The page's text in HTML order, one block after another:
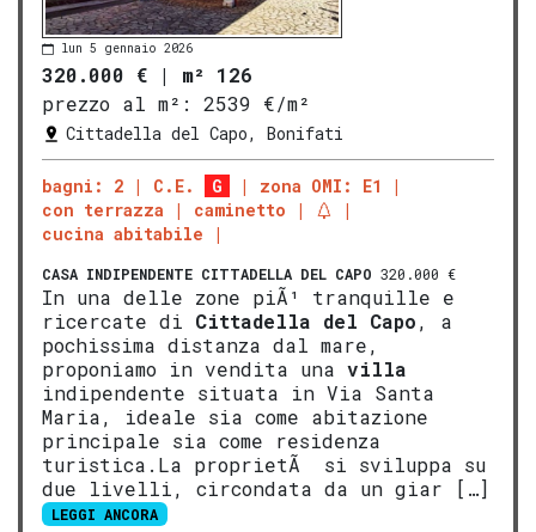
lun 5 gennaio 2026
320.000 € | m² 126
prezzo al m²:
2539 €/m²
Cittadella del Capo, Bonifati
bagni: 2 C.E. G
zona OMI: E1
con terrazza
caminetto
cucina abitabile
CASA INDIPENDENTE CITTADELLA DEL CAPO 320.000 €
In una delle zone piÃ¹ tranquille e
ricercate di Cittadella del Capo, a
pochissima distanza dal mare,
proponiamo in vendita una villa
indipendente situata in Via Santa
Maria, ideale sia come abitazione
principale sia come residenza
turistica.La proprietÃ si sviluppa su
due livelli, circondata da un giar […]
LEGGI ANCORA